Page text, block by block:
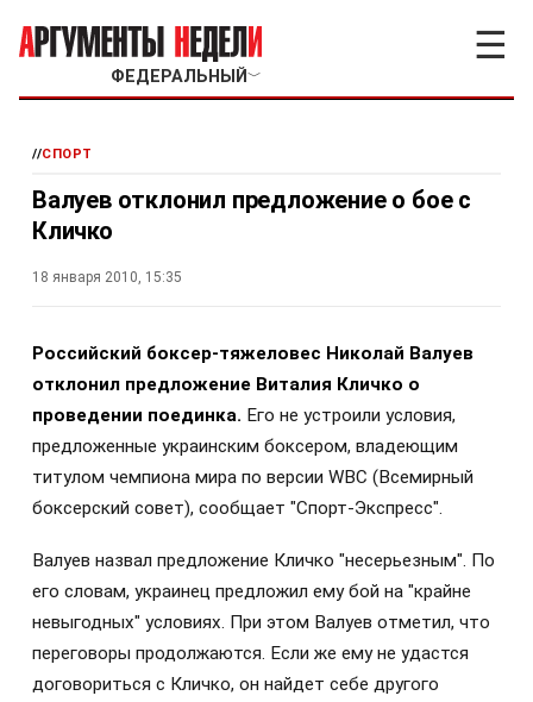
ФЕДЕРАЛЬНЫЙ ﹀
☰
//СПОРТ
Валуев отклонил предложение о бое с
Кличко
18 января 2010, 15:35
Российский боксер-тяжеловес Николай Валуев
отклонил предложение Виталия Кличко о
проведении поединка. Его не устроили условия,
предложенные украинским боксером, владеющим
титулом чемпиона мира по версии WBC (Всемирный
боксерский совет), сообщает "Спорт-Экспресс".
Валуев назвал предложение Кличко "несерьезным". По
его словам, украинец предложил ему бой на "крайне
невыгодных" условиях. При этом Валуев отметил, что
переговоры продолжаются. Если же ему не удастся
договориться с Кличко, он найдет себе другого